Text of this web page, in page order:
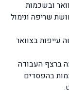
ובשכמות
שריפה ונימול
עייפות בצוואר
ברצף העבודה
בהפסדים